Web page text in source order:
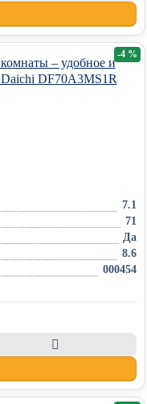
7.1
71
Да
8.6
000454
-4 %